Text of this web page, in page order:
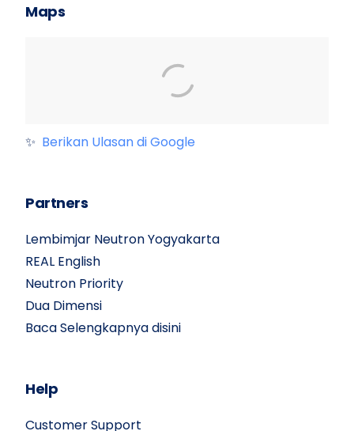
Maps
✨ Berikan Ulasan di Google
Partners
Lembimjar Neutron Yogyakarta
REAL English
Neutron Priority
Dua Dimensi
Baca Selengkapnya disini
Help
Customer Support